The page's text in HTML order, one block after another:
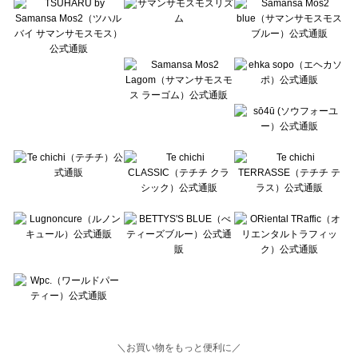
Lugnoncure（ルノンキュール）の雑貨一覧
BETTY'S BLUE（べティーズブルー）の雑貨一覧
Wpc.（ワールドパーティー）の雑貨一覧
＼お買い物をもっと便利に／